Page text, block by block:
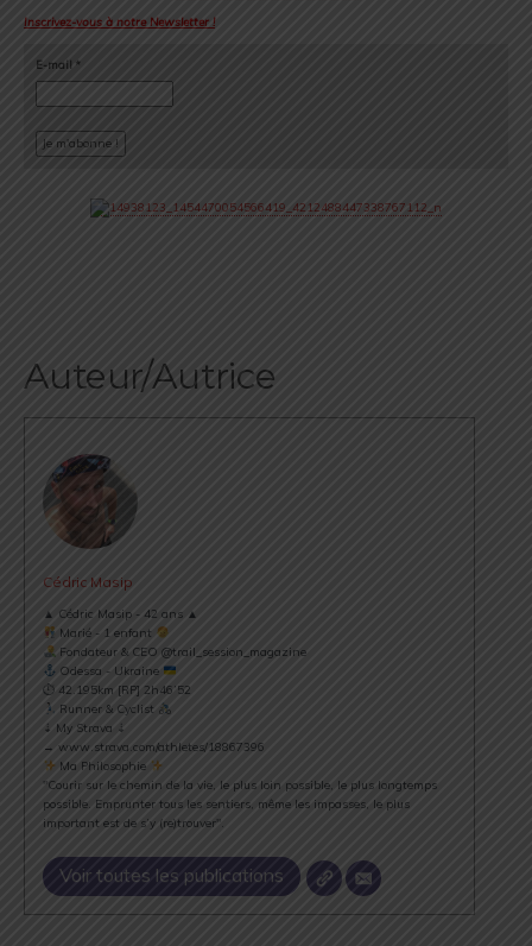
Inscrivez-vous à notre Newsletter !
E-mail *
Auteur/Autrice
Cédric Masip
▲ Cédric Masip - 42 ans ▲
Marié - 1 enfant
Fondateur & CEO @trail_session_magazine
Odessa - Ukraine
⏱ 42.195km [RP] 2h46’52
Runner & Cyclist
⇣ My Strava ⇣
→ www.strava.com/athletes/18867396
Ma Philosophie
"Courir sur le chemin de la vie, le plus loin possible, le plus longtemps
possible. Emprunter tous les sentiers, même les impasses, le plus
important est de s’y (re)trouver".
Voir toutes les publications